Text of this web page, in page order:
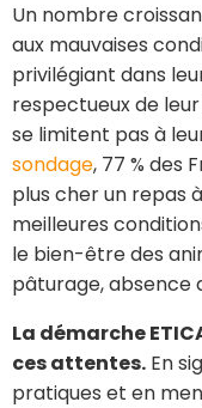
Un nombre
aux mauvaises
privilégiant dans
respectueux de
se limitent pas à
sondage, 77 % des
plus cher un repas
meilleures
le bien-être des
pâturage, absence
La démarche
ces attentes. En
pratiques et en